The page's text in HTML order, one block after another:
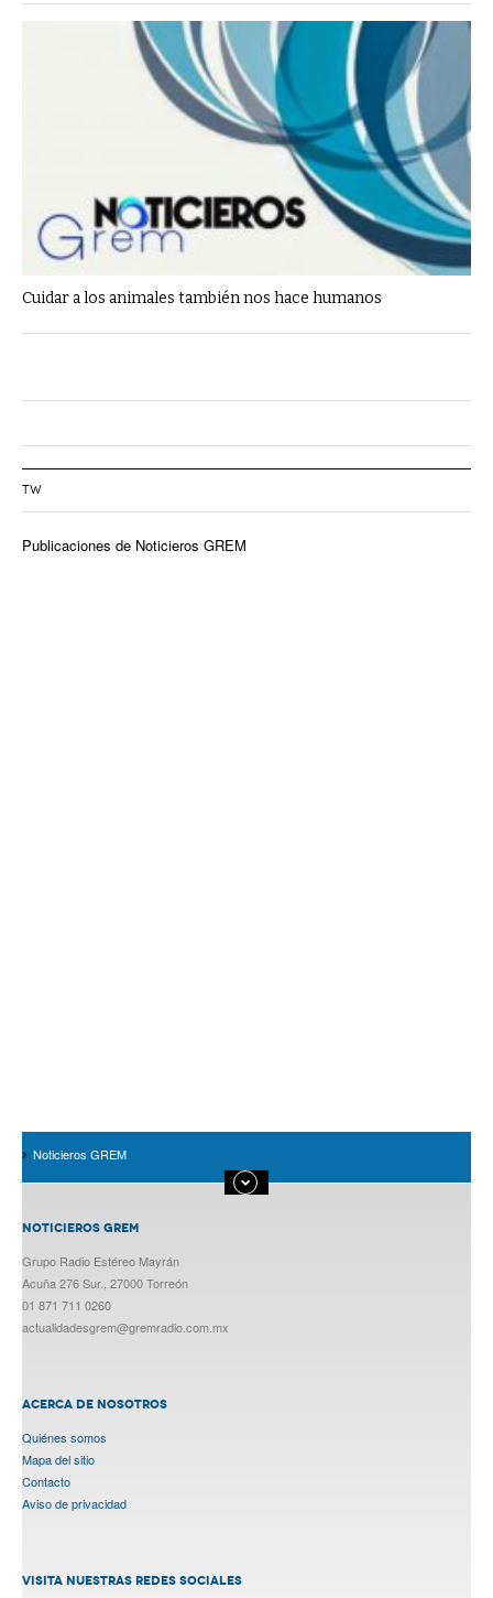
Cuidar a los animales también nos hace humanos
TW
Publicaciones de Noticieros GREM
Noticieros GREM
NOTICIEROS GREM
Grupo Radio Estéreo Mayrán
Acuña 276 Sur., 27000 Torreón
01 871 711 0260
actualidadesgrem@gremradio.com.mx
ACERCA DE NOSOTROS
Quiénes somos
Mapa del sitio
Contacto
Aviso de privacidad
VISITA NUESTRAS REDES SOCIALES